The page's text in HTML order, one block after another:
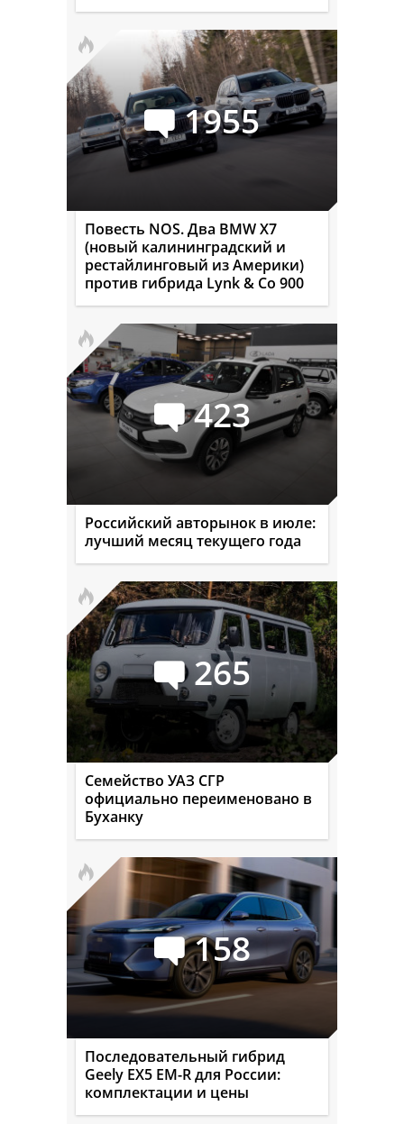
1955
Повесть NOS. Два BMW X7
(новый калининградский и
рестайлинговый из Америки)
против гибрида Lynk & Co 900
423
Российский авторынок в июле:
лучший месяц текущего года
265
Семейство УАЗ СГР
официально переименовано в
Буханку
158
Последовательный гибрид
Geely EX5 EM-R для России:
комплектации и цены